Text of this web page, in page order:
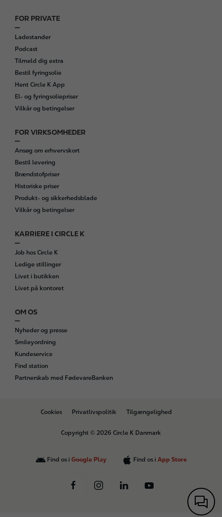
F
o
o
t
e
r
FOR PRIVATE
Ladestander
Podcast
Tilmeld dig extra
Bestil fyringsolie
Hent Circle K App
El- og fyringsoliepriser
Vilkår og betingelser
FOR VIRKSOMHEDER
Ansøg om erhvervskort
Bestil levering
Brændstofpriser
Historiske priser
Produkt- og sikkerhedsblade
Vilkår og betingelser
KARRIERE I CIRCLE K
Job hos Circle K
Ledige stillinger
Livet i butikken
Livet på kontoret
OM OS
Nyheder og presse
Smileyordning
Kundeservice
Find station
Partnerskab med FødevareBanken
B
Cookies Privatlivspolitik Tilgængelighed
Copyright © 2026 Circle K Danmark
Find os i Google Play Find os i App Store